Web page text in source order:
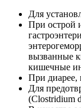
Для
При острой
вызванные
кишечные
При диарее,
Для
(Clostridium